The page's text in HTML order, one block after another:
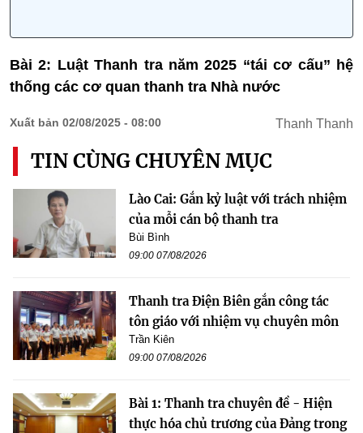
Bài 2: Luật Thanh tra năm 2025 “tái cơ cấu” hệ
thống các cơ quan thanh tra Nhà nước
Xuất bản 02/08/2025 - 08:00 Thanh Thanh
TIN CÙNG CHUYÊN MỤC
Lào Cai: Gắn kỷ luật với trách nhiệm
của mỗi cán bộ thanh tra
Bùi Bình
09:00 07/08/2026
Thanh tra Điện Biên gắn công tác
tôn giáo với nhiệm vụ chuyên môn
Trần Kiên
09:00 07/08/2026
Bài 1: Thanh tra chuyên đề - Hiện
thực hóa chủ trương của Đảng trong